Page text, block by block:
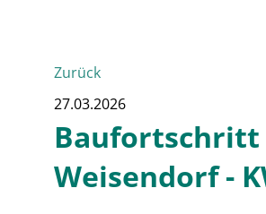
Zurück
27.03.2026
Baufortschritt
Weisendorf -